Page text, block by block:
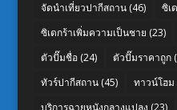
จัดนำเที่ยวปากีสถาน(46) ซิเ
ซิเดกร้าเพิ่มความเป็นชาย (23)
ตัวปั๊มชื่อ(24) ตัวปั๊มราคาถูก
ทัวร์ปากีสถาน(45) ทาวน์โฮ
บริการฉายหนังกลางแปลง (23)